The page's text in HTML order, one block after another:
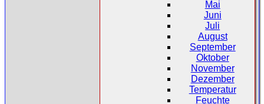
Mai
Juni
Juli
August
September
Oktober
November
Dezember
Temperatur
Feuchte